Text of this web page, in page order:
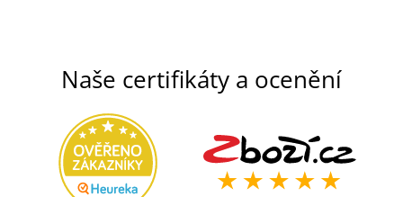
Naše certifikáty a ocenění